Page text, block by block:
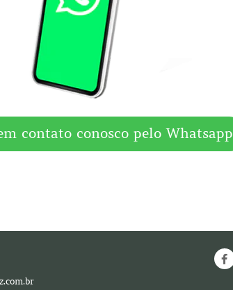
contato conosco pelo Whatsapp